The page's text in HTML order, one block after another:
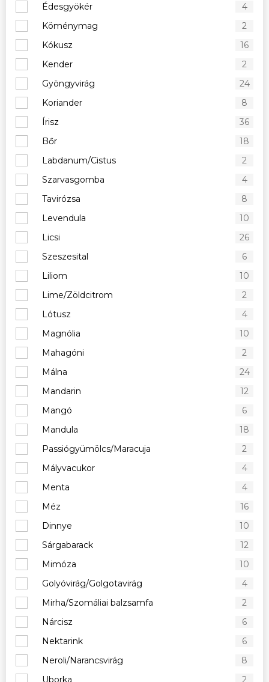
Édesgyökér
4
Köménymag
2
Kókusz
16
Kender
2
Gyöngyvirág
24
Koriander
8
Írisz
36
Bőr
18
Labdanum/Cistus
2
Szarvasgomba
4
Tavirózsa
8
Levendula
10
Licsi
26
Szeszesital
6
Liliom
10
Lime/Zöldcitrom
2
Lótusz
4
Magnólia
10
Mahagóni
2
Málna
24
Mandarin
12
Mangó
6
Mandula
18
Passiógyümölcs/Maracuja
2
Mályvacukor
4
Menta
4
Méz
16
Dinnye
10
Sárgabarack
12
Mimóza
10
Golyóvirág/Golgotavirág
4
Mirha/Szomáliai balzsamfa
2
Nárcisz
6
Nektarink
6
Neroli/Narancsvirág
8
Uborka
2